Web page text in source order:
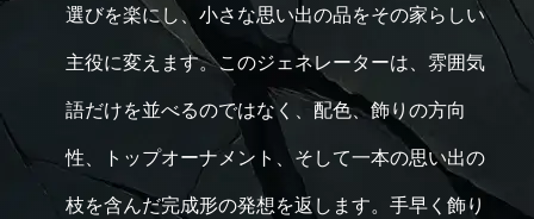
選びを楽にし、小さな思い出の品をその家らしい
主役に変えます。このジェネレーターは、雰囲気
語だけを並べるのではなく、配色、飾りの方向
性、トップオーナメント、そして一本の思い出の
枝を含んだ完成形の発想を返します。手早く飾り